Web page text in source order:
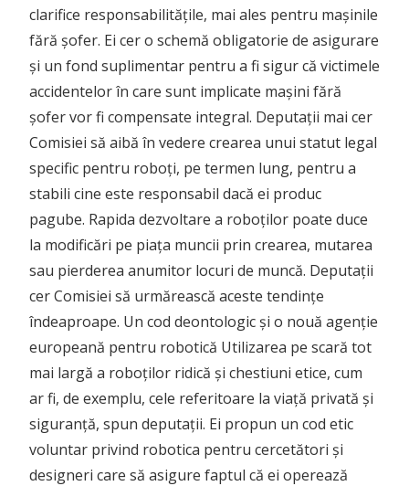
clarifice responsabilitățile, mai ales pentru mașinile
fără șofer. Ei cer o schemă obligatorie de asigurare
și un fond suplimentar pentru a fi sigur că victimele
accidentelor în care sunt implicate mașini fără
șofer vor fi compensate integral. Deputații mai cer
Comisiei să aibă în vedere crearea unui statut legal
specific pentru roboți, pe termen lung, pentru a
stabili cine este responsabil dacă ei produc
pagube. Rapida dezvoltare a roboților poate duce
la modificări pe piața muncii prin crearea, mutarea
sau pierderea anumitor locuri de muncă. Deputații
cer Comisiei să urmărească aceste tendințe
îndeaproape. Un cod deontologic și o nouă agenție
europeană pentru robotică Utilizarea pe scară tot
mai largă a roboților ridică și chestiuni etice, cum
ar fi, de exemplu, cele referitoare la viață privată și
siguranță, spun deputații. Ei propun un cod etic
voluntar privind robotica pentru cercetători și
designeri care să asigure faptul că ei operează